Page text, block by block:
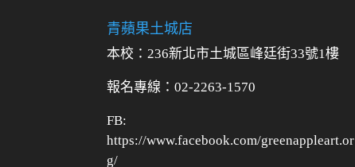
青蘋果土城店
本校：236新北市土城區峰廷街33號1樓
報名專線：02-2263-1570
FB:
https://www.facebook.com/greenappleart.or
g/